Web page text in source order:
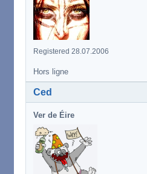
Registered 28.07.2006
Hors ligne
Ced
Ver de Éire